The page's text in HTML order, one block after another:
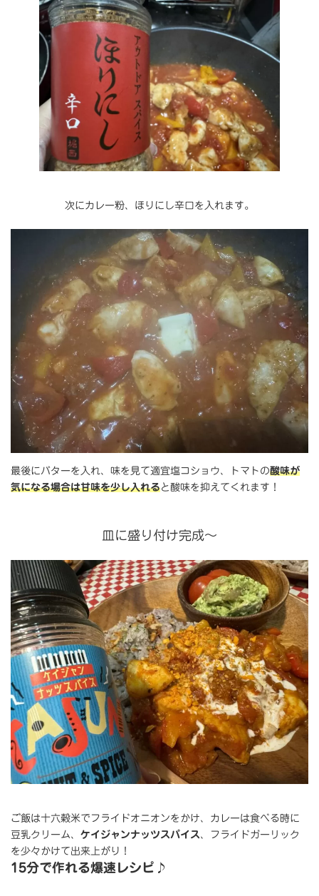
次にカレー粉、ほりにし辛口を入れます。
最後にバターを入れ、味を見て適宜塩コショウ、トマトの酸味が
気になる場合は甘味を少し入れると酸味を抑えてくれます！
皿に盛り付け完成～
ご飯は十六穀米でフライドオニオンをかけ、カレーは食べる時に
豆乳クリーム、 ケイジャンナッツスパイス、フライドガーリック
を少々かけて出来上がり！
15分で作れる爆速レシピ♪